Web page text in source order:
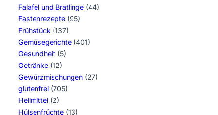
Falafel und Bratlinge (44)
Fastenrezepte (95)
Frühstück (137)
Gemüsegerichte (401)
Gesundheit (5)
Getränke (12)
Gewürzmischungen (27)
glutenfrei (705)
Heilmittel (2)
Hülsenfrüchte (13)